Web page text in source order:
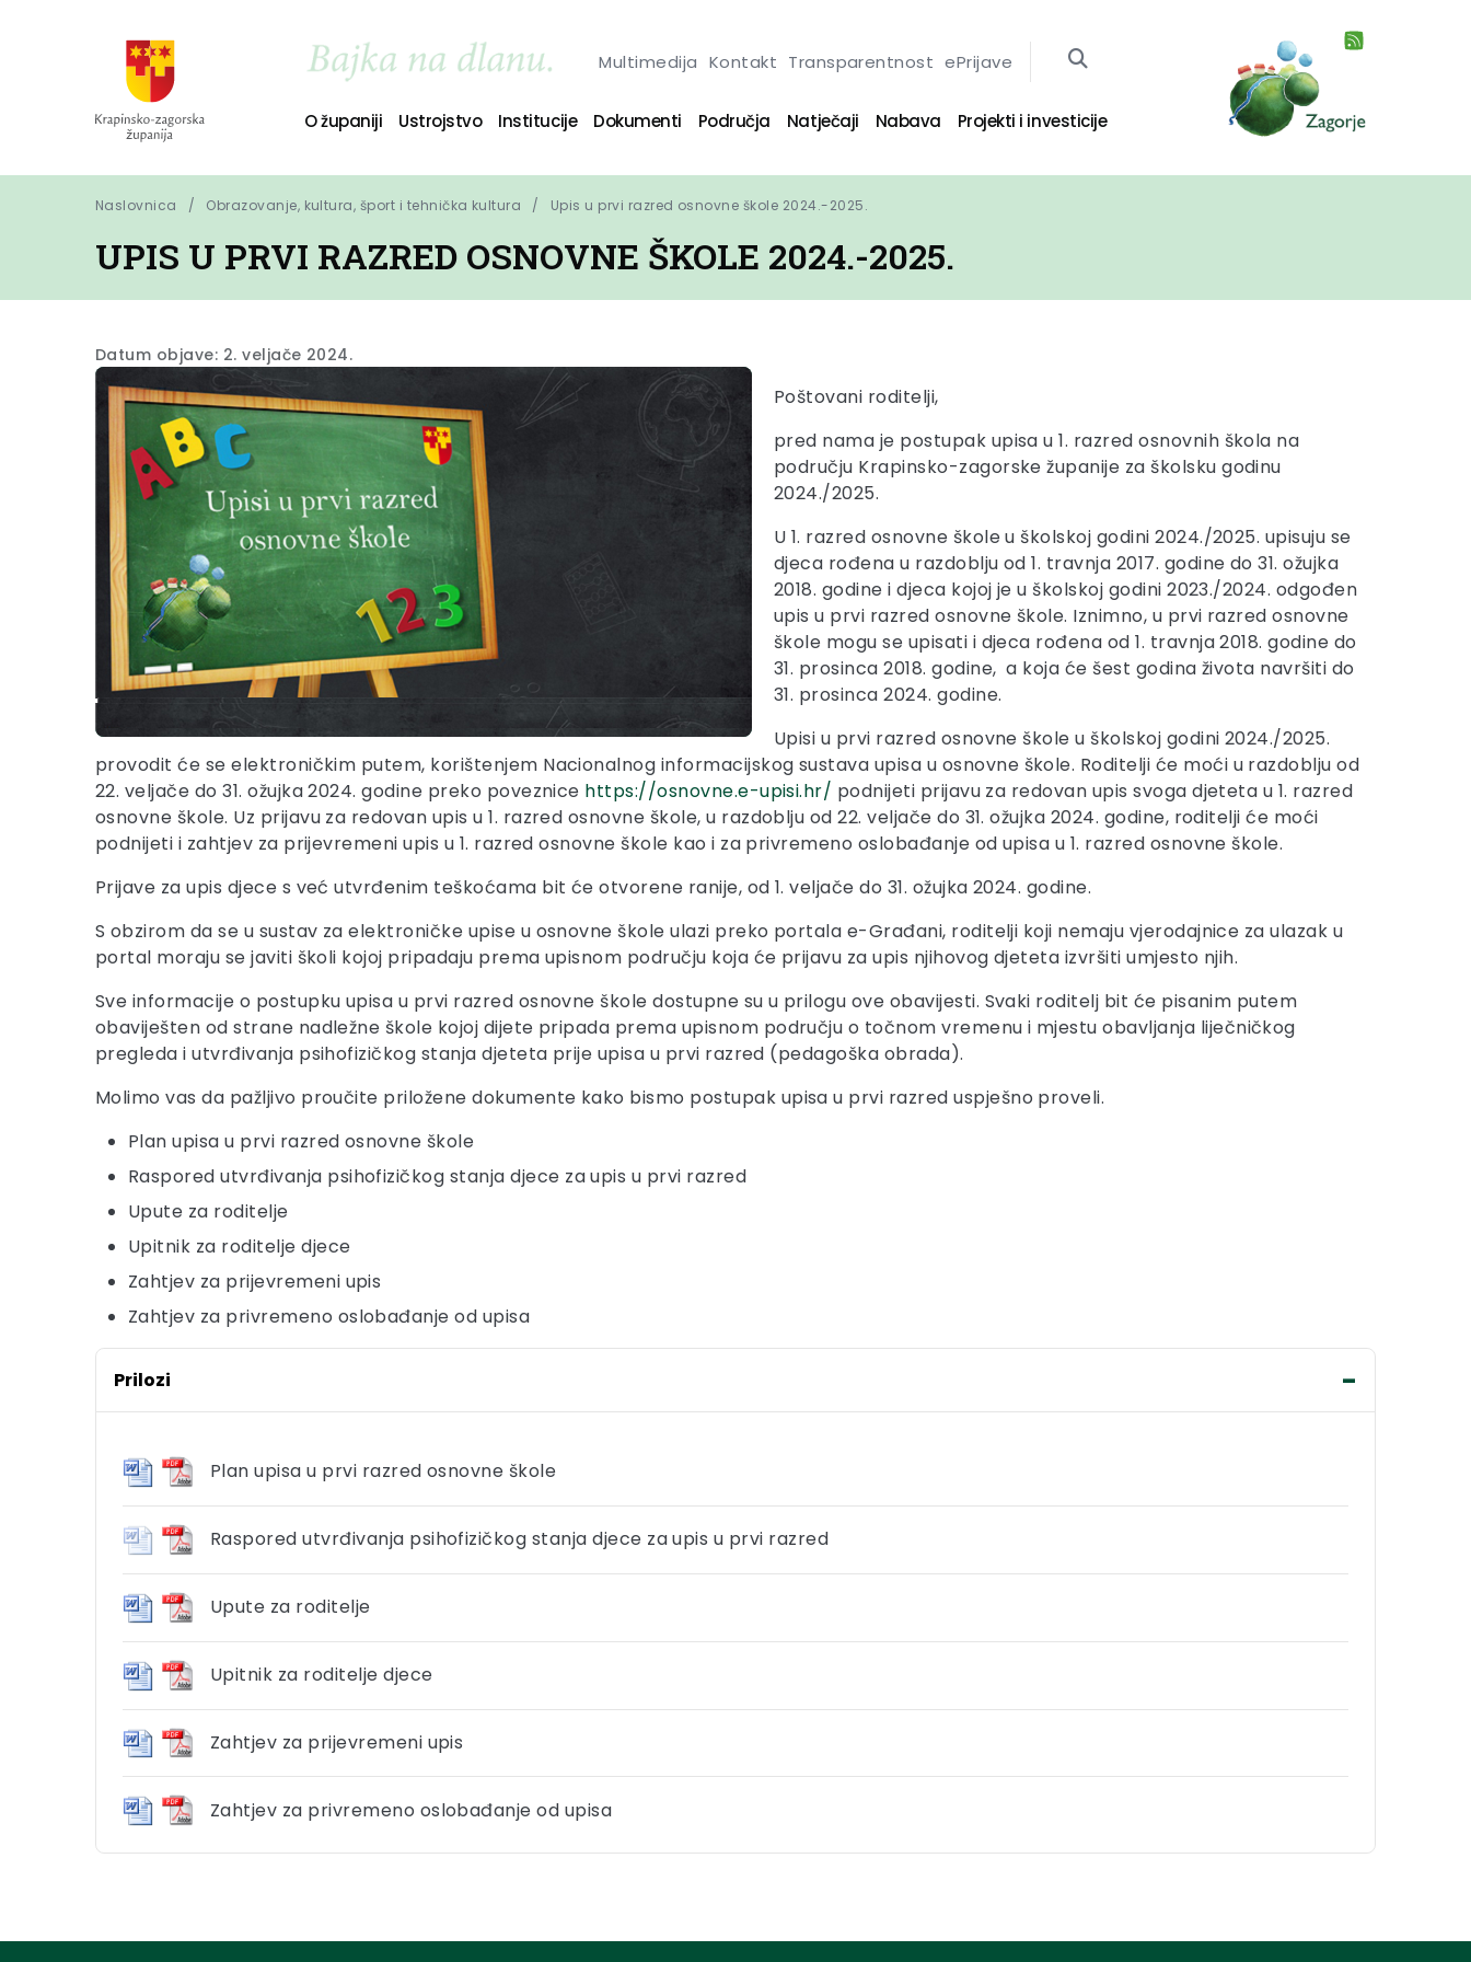
Multimedija Kontakt Transparentnost ePrijave
O županiji Ustrojstvo Institucije Dokumenti Područja Natječaji Nabava Projekti i investicije
Naslovnica Obrazovanje, kultura, šport i tehnička kultura Upis u prvi razred osnovne škole 2024.-2025.
UPIS U PRVI RAZRED OSNOVNE ŠKOLE 2024.-2025.
Datum objave: 2. veljače 2024.
Poštovani roditelji,
pred nama je postupak upisa u 1. razred osnovnih škola na
području Krapinsko-zagorske županije za školsku godinu
2024./2025.
U 1. razred osnovne škole u školskoj godini 2024./2025. upisuju se
djeca rođena u razdoblju od 1. travnja 2017. godine do 31. ožujka
2018. godine i djeca kojoj je u školskoj godini 2023./2024. odgođen
upis u prvi razred osnovne škole. Iznimno, u prvi razred osnovne
škole mogu se upisati i djeca rođena od 1. travnja 2018. godine do
31. prosinca 2018. godine, a koja će šest godina života navršiti do
31. prosinca 2024. godine.
Upisi u prvi razred osnovne škole u školskoj godini 2024./2025.
provodit će se elektroničkim putem, korištenjem Nacionalnog informacijskog sustava upisa u osnovne škole. Roditelji će moći u razdoblju od
22. veljače do 31. ožujka 2024. godine preko poveznice https://osnovne.e-upisi.hr/ podnijeti prijavu za redovan upis svoga djeteta u 1. razred
osnovne škole. Uz prijavu za redovan upis u 1. razred osnovne škole, u razdoblju od 22. veljače do 31. ožujka 2024. godine, roditelji će moći
podnijeti i zahtjev za prijevremeni upis u 1. razred osnovne škole kao i za privremeno oslobađanje od upisa u 1. razred osnovne škole.
Prijave za upis djece s već utvrđenim teškoćama bit će otvorene ranije, od 1. veljače do 31. ožujka 2024. godine.
S obzirom da se u sustav za elektroničke upise u osnovne škole ulazi preko portala e-Građani, roditelji koji nemaju vjerodajnice za ulazak u
portal moraju se javiti školi kojoj pripadaju prema upisnom području koja će prijavu za upis njihovog djeteta izvršiti umjesto njih.
Sve informacije o postupku upisa u prvi razred osnovne škole dostupne su u prilogu ove obavijesti. Svaki roditelj bit će pisanim putem
obaviješten od strane nadležne škole kojoj dijete pripada prema upisnom području o točnom vremenu i mjestu obavljanja liječničkog
pregleda i utvrđivanja psihofizičkog stanja djeteta prije upisa u prvi razred (pedagoška obrada).
Molimo vas da pažljivo proučite priložene dokumente kako bismo postupak upisa u prvi razred uspješno proveli.
Plan upisa u prvi razred osnovne škole
Raspored utvrđivanja psihofizičkog stanja djece za upis u prvi razred
Upute za roditelje
Upitnik za roditelje djece
Zahtjev za prijevremeni upis
Zahtjev za privremeno oslobađanje od upisa
Prilozi
Plan upisa u prvi razred osnovne škole
Raspored utvrđivanja psihofizičkog stanja djece za upis u prvi razred
Upute za roditelje
Upitnik za roditelje djece
Zahtjev za prijevremeni upis
Zahtjev za privremeno oslobađanje od upisa